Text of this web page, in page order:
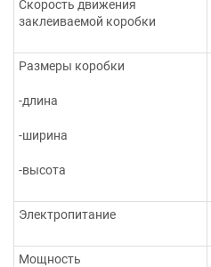
Скорость движения
заклеиваемой коробки
Размеры коробки
-длина
-ширина
-высота
Электропитание
Мощность